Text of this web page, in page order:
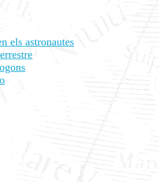
els astronautes